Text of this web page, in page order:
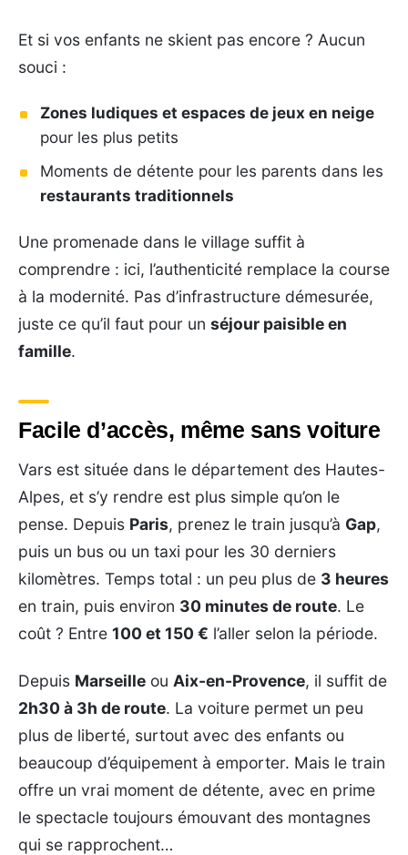
Et si vos enfants ne skient pas encore ? Aucun
souci :
Zones ludiques et espaces de jeux en neige
pour les plus petits
Moments de détente pour les parents dans les
restaurants traditionnels
Une promenade dans le village suffit à
comprendre : ici, l’authenticité remplace la course
à la modernité. Pas d’infrastructure démesurée,
juste ce qu’il faut pour un séjour paisible en
famille.
Facile d’accès, même sans voiture
Vars est située dans le département des Hautes-
Alpes, et s’y rendre est plus simple qu’on le
pense. Depuis Paris, prenez le train jusqu’à Gap,
puis un bus ou un taxi pour les 30 derniers
kilomètres. Temps total : un peu plus de 3 heures
en train, puis environ 30 minutes de route. Le
coût ? Entre 100 et 150 € l’aller selon la période.
Depuis Marseille ou Aix-en-Provence, il suffit de
2h30 à 3h de route. La voiture permet un peu
plus de liberté, surtout avec des enfants ou
beaucoup d’équipement à emporter. Mais le train
offre un vrai moment de détente, avec en prime
le spectacle toujours émouvant des montagnes
qui se rapprochent…